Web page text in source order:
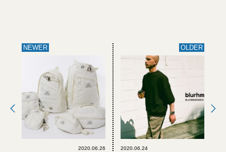
NEWER
2020.06.26
OLDER
2020.06.24